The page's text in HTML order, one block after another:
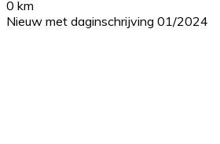
0 km
Nieuw met daginschrijving 01/2024